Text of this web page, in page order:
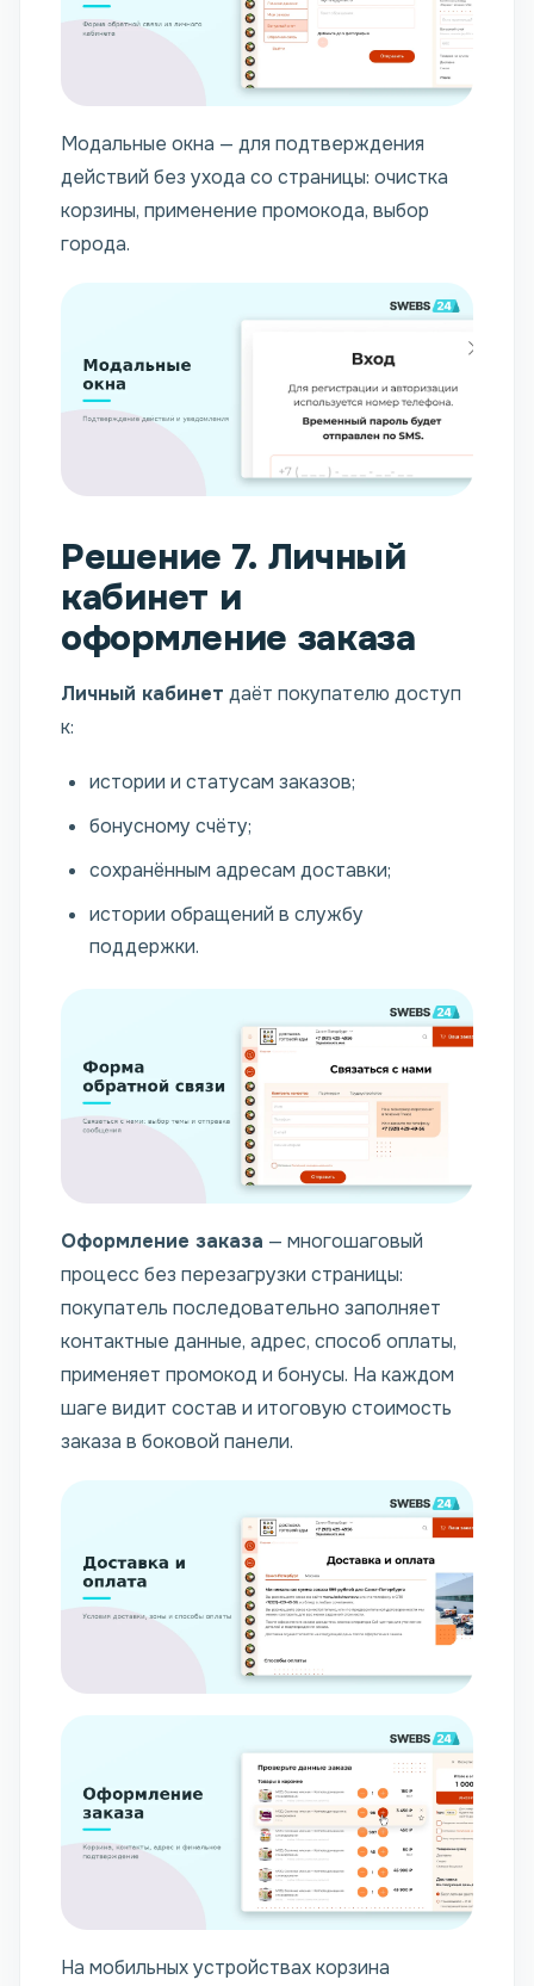
Модальные окна — для подтверждения
действий без ухода со страницы: очистка
корзины, применение промокода, выбор
города.
Решение 7. Личный
кабинет и
оформление заказа
Личный кабинет даёт покупателю доступ
к:
истории и статусам заказов;
бонусному счёту;
сохранённым адресам доставки;
истории обращений в службу
поддержки.
Оформление заказа — многошаговый
процесс без перезагрузки страницы:
покупатель последовательно заполняет
контактные данные, адрес, способ оплаты,
применяет промокод и бонусы. На каждом
шаге видит состав и итоговую стоимость
заказа в боковой панели.
На мобильных устройствах корзина